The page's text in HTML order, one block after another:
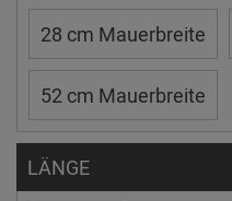
28 cm Mauerbreite
52 cm Mauerbreite
LÄNGE